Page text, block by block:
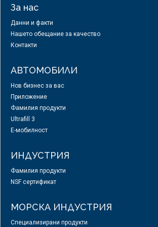
За нас
Данни и факти
Нашето обещание за качество
Контакти
АВТОМОБИЛИ
Нов бизнес за вас
Приложение
Фамилия продукти
Ultrafill 3
E-мобилност
ИНДУСТРИЯ
Фамилия продукти
NSF сертификат
МОРСКА ИНДУСТРИЯ
Специализирани продукти